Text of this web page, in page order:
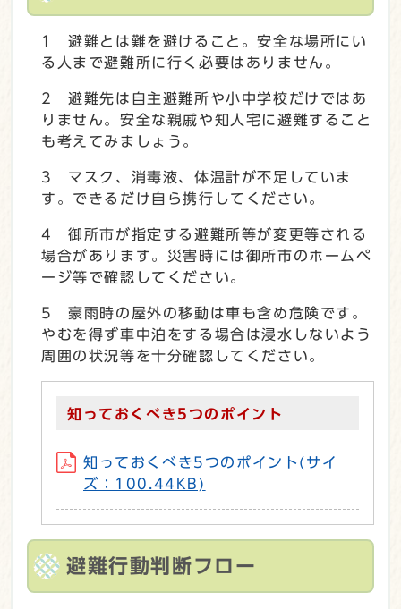
1 避難とは難を避けること。安全な場所にい
る人まで避難所に行く必要はありません。
2 避難先は自主避難所や小中学校だけではあ
りません。安全な親戚や知人宅に避難すること
も考えてみましょう。
3 マスク、消毒液、体温計が不足していま
す。できるだけ自ら携行してください。
4 御所市が指定する避難所等が変更等される
場合があります。災害時には御所市のホームペ
ージ等で確認してください。
5 豪雨時の屋外の移動は車も含め危険です。
やむを得ず車中泊をする場合は浸水しないよう
周囲の状況等を十分確認してください。
知っておくべき5つのポイント
知っておくべき5つのポイント(サイ
ズ：100.44KB)
避難行動判断フロー